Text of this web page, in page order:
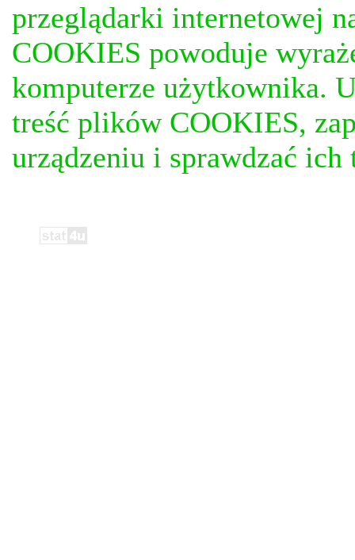
przeglądarki internetowej
COOKIES powoduje
komputerze użytkownika.
treść plików COOKIES,
urządzeniu i sprawdzać ich